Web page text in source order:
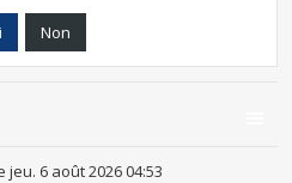
6 août 2026 04:53